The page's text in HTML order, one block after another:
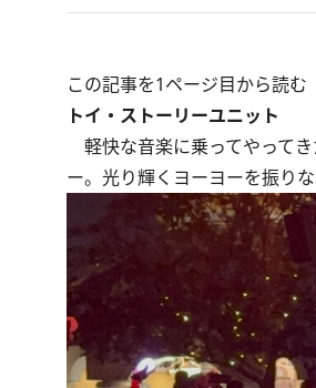
この記事を1ページ目から読む
トイ・ストーリーユニット
軽快な音楽に乗ってやって
ー。光り輝くヨーヨーを振り